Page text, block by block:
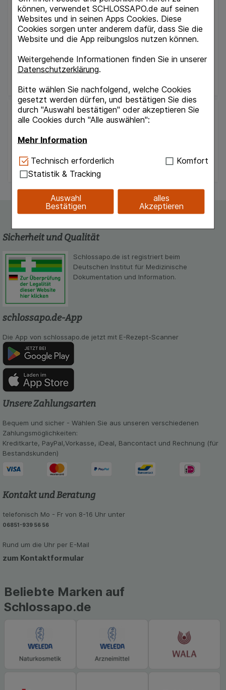
können, verwendet SCHLOSSAPO.de auf seinen
Websites und in seinen Apps Cookies. Diese
Cookies sorgen unter anderem dafür, dass Sie die
Website und die App reibungslos nutzen können.
Weitergehende Informationen finden Sie in unserer
Datenschutzerklärung.
Bitte wählen Sie nachfolgend, welche Cookies
gesetzt werden dürfen, und bestätigen Sie dies
durch "Auswahl bestätigen" oder akzeptieren Sie
alle Cookies durch "Alle auswählen":
Mehr Information
Technisch Notwendig:Hierbei handelt es sich um
Cookies, die für die Grundfunktionen unserer
Website notwendig sind (z.B. Navigation,
Warenkorb, Kundenkonto), weshalb auf diese nicht
verzichtet werden kann.
Einkaufserlebnis noch ansprechender zu gestalten,
beispielsweise für die Wiedererkennung des
Verhaltensweisen (z.B. Spracheinstellung)
anzupassen. Komfort-Cookies ermöglichen es uns
auch auf Ihre Bedürfnisse zugeschrittene Inhalte
anzuzeigen und unser Partnerprogramm zu
betreiben.
Statistik & Tracking:
unserer Website sammeln, mit deren Hilfe wir
unsere Website weiter für Sie optimieren können,
den Inhalt auf unserer Website aber auch die
Werbung auf Drittseiten möglichst relevant für Sie
zu gestalten. Bitte beachten Sie, dass Daten
hierfür teilweise an Dritte wie z.B. Google oder
soziale Medien übertragen werden.
Technisch erforderlich
Komfort
Statistik & Tracking
Auswahl
Bestätigen
alles
Akzeptieren
40 St
Pellets
00066654
Verfügbarkeit
14,07 €¹
UVP: 16,95 €³
Anzeige Seite 1 von 1 (5 Artikel)
Sicherheit und Qualität
Schlossapo.de ist registriert beim
Deutschen Institut für Medizinische
Dokumentation und Information.
schlossapo.de-App
Die App von schlossapo.de jetzt mit E-Rezept-Scanner
Unsere Zahlungsarten
Bequem und sicher - Wählen Sie aus unseren verschiedenen
Zahlungsmöglichkeiten:
Kreditkarte, PayPal,Vorkasse, iDeal, Bancontact und Rechnung (für
Bestandskunden)
Kontakt und Beratung
telefonisch Mo - Fr von 8-16 Uhr unter
06851-939 56 56
Rund um die Uhr per E-Mail
zum Kontaktformular
Beliebte Marken auf
Schlossapo.de